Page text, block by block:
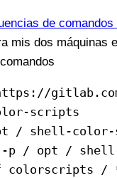
de
mis dos máquinas
scripts
/ shell-
-p / opt /
colorscripts